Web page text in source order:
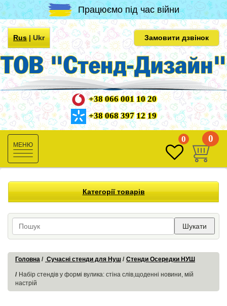
Працюємо під час війни
Rus|Ukr Замовити дзвінок
+38 066 001 10 20
+38 068 397 12 19
Toggle
navigation
0 0
Категорії товарів
Шукати
Головна Сучасні стенди для Нуш Стенди Осередки НУШ
Набір стендів у формі вулика: стіна слів,щоденні новини, мій
настрій